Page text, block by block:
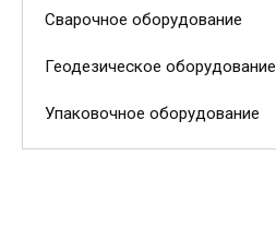
Сварочное оборудование
Геодезическое оборудование
Упаковочное оборудование